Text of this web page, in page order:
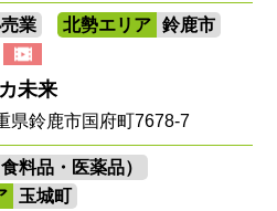
業 北勢エリア 鈴鹿市
未来
県鈴鹿市国府町7678-7
料品・医薬品）
玉城町